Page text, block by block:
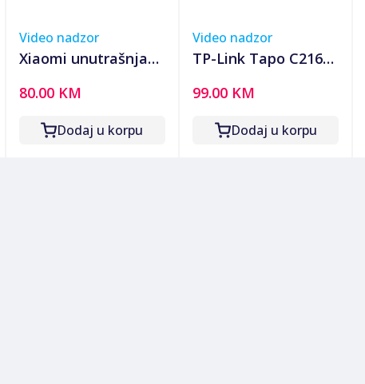
Video nadzor
Xiaomi unutrašnja
BHR8683GL
80.00 KM
Dodaj u korpu
Video nadzor
TP-Link Tapo C216
Pan/Tilt Security Wi-
Fi Camera, 2K
99.00 KM
Dodaj u korpu